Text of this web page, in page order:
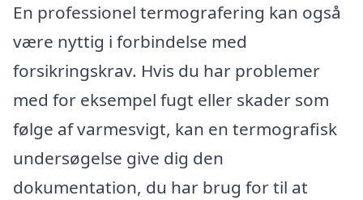
En professionel termografering kan også
være nyttig i forbindelse med
forsikringskrav. Hvis du har problemer
med for eksempel fugt eller skader som
følge af varmesvigt, kan en termografisk
undersøgelse give dig den
dokumentation, du har brug for til at